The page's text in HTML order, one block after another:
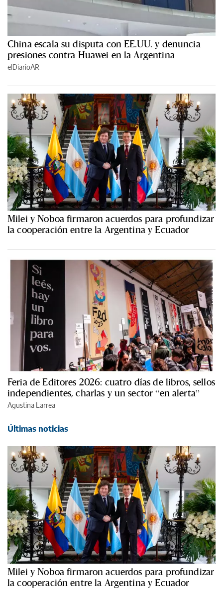
China escala su disputa con EE.UU. y denuncia
presiones contra Huawei en la Argentina
elDiarioAR
Milei y Noboa firmaron acuerdos para profundizar
la cooperación entre la Argentina y Ecuador
Feria de Editores 2026: cuatro días de libros, sellos
independientes, charlas y un sector “en alerta”
Agustina Larrea
Últimas noticias
Milei y Noboa firmaron acuerdos para profundizar
la cooperación entre la Argentina y Ecuador